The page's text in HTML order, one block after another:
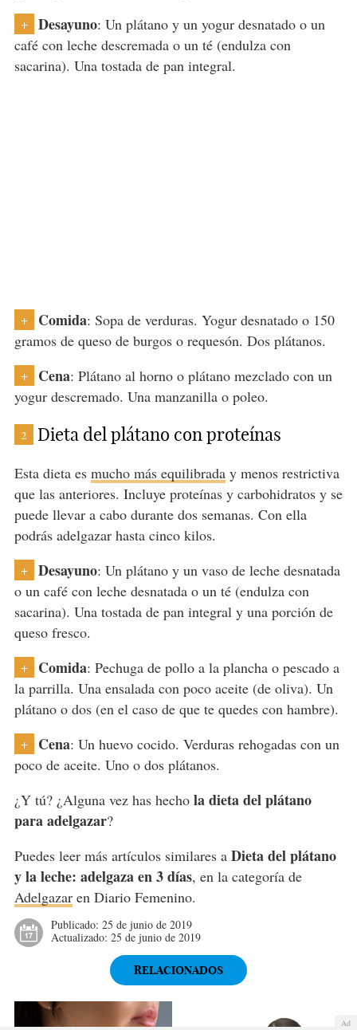
+ Desayuno: Un plátano y un yogur desnatado o un
café con leche descremada o un té (endulza con
sacarina). Una tostada de pan integral.
+ Comida: Sopa de verduras. Yogur desnatado o 150
gramos de queso de burgos o requesón. Dos plátanos.
+ Cena: Plátano al horno o plátano mezclado con un
yogur descremado. Una manzanilla o poleo.
2 Dieta del plátano con proteínas
Esta dieta es mucho más equilibraday menos restrictiva
que las anteriores. Incluye proteínas y carbohidratos y se
puede llevar a cabo durante dos semanas. Con ella
podrás adelgazar hasta cinco kilos.
+ Desayuno: Un plátano y un vaso de leche desnatada
o un café con leche desnatada o un té (endulza con
sacarina). Una tostada de pan integral y una porción de
queso fresco.
+ Comida: Pechuga de pollo a la plancha o pescado a
la parrilla. Una ensalada con poco aceite (de oliva). Un
plátano o dos (en el caso de que te quedes con hambre).
+ Cena: Un huevo cocido. Verduras rehogadas con un
poco de aceite. Uno o dos plátanos.
¿Y tú? ¿Alguna vez has hecho la dieta del plátano
para adelgazar?
Puedes leer más artículos similares a Dieta del plátano
y la leche: adelgaza en 3 días, en la categoría de
Adelgazaren Diario Femenino.
Publicado: 25 de junio de 2019
Actualizado: 25 de junio de 2019
RELACIONADOS
Ad